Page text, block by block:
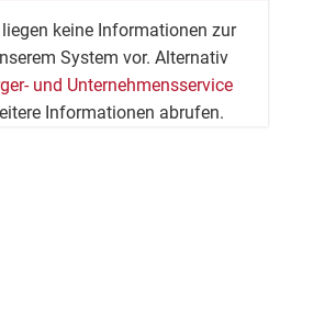
keine Informationen zur
System vor. Alternativ
und Unternehmensservice
Informationen abrufen.